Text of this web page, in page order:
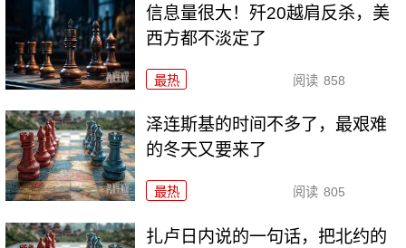
信息量很大！歼20越肩反杀，美
西方都不淡定了
最热 阅读 858
泽连斯基的时间不多了，最艰难
的冬天又要来了
最热 阅读 805
扎卢日内说的一句话，把北约的